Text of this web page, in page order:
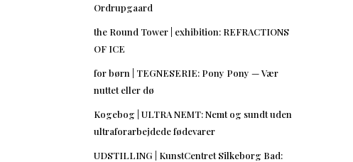
Ordrupgaard
the Round Tower | exhibition: REFRACTIONS
OF ICE
for børn | TEGNESERIE: Pony Pony — Vær
nuttet eller dø
Kogebog | ULTRA NEMT: Nemt og sundt uden
ultraforarbejdede fødevarer
UDSTILLING | KunstCentret Silkeborg Bad: